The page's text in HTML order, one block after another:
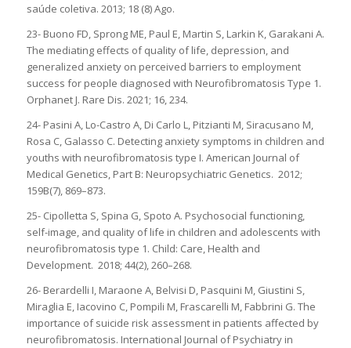
saúde coletiva. 2013; 18 (8) Ago.
23- Buono FD, Sprong ME, Paul E, Martin S, Larkin K, Garakani A.
The mediating effects of quality of life, depression, and
generalized anxiety on perceived barriers to employment
success for people diagnosed with Neurofibromatosis Type 1.
Orphanet J. Rare Dis. 2021; 16, 234.
24- Pasini A, Lo-Castro A, Di Carlo L, Pitzianti M, Siracusano M,
Rosa C, Galasso C. Detecting anxiety symptoms in children and
youths with neurofibromatosis type I. American Journal of
Medical Genetics, Part B: Neuropsychiatric Genetics. 2012;
159B(7), 869–873.
25- Cipolletta S, Spina G, Spoto A. Psychosocial functioning,
self-image, and quality of life in children and adolescents with
neurofibromatosis type 1. Child: Care, Health and
Development. 2018; 44(2), 260–268.
26- Berardelli I, Maraone A, Belvisi D, Pasquini M, Giustini S,
Miraglia E, Iacovino C, Pompili M, Frascarelli M, Fabbrini G. The
importance of suicide risk assessment in patients affected by
neurofibromatosis. International Journal of Psychiatry in